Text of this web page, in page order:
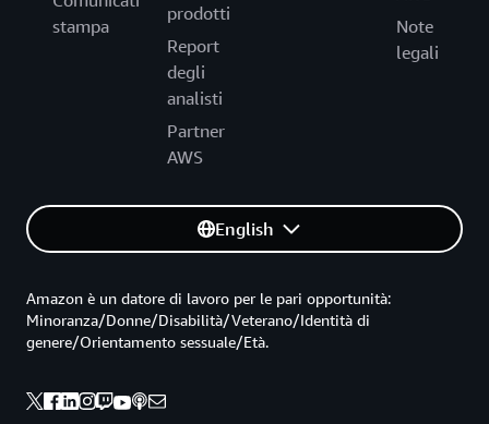
stampa
prodotti
Report
degli
analisti
Partner
AWS
Note
legali
English
Amazon è un datore di lavoro per le pari opportunità:
Minoranza/Donne/Disabilità/Veterano/Identità di
genere/Orientamento sessuale/Età.